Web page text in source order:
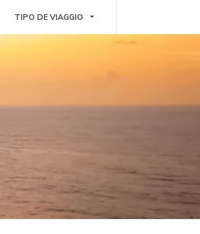
TIPO DE VIAGGIO TOGGLE DROPDOWN